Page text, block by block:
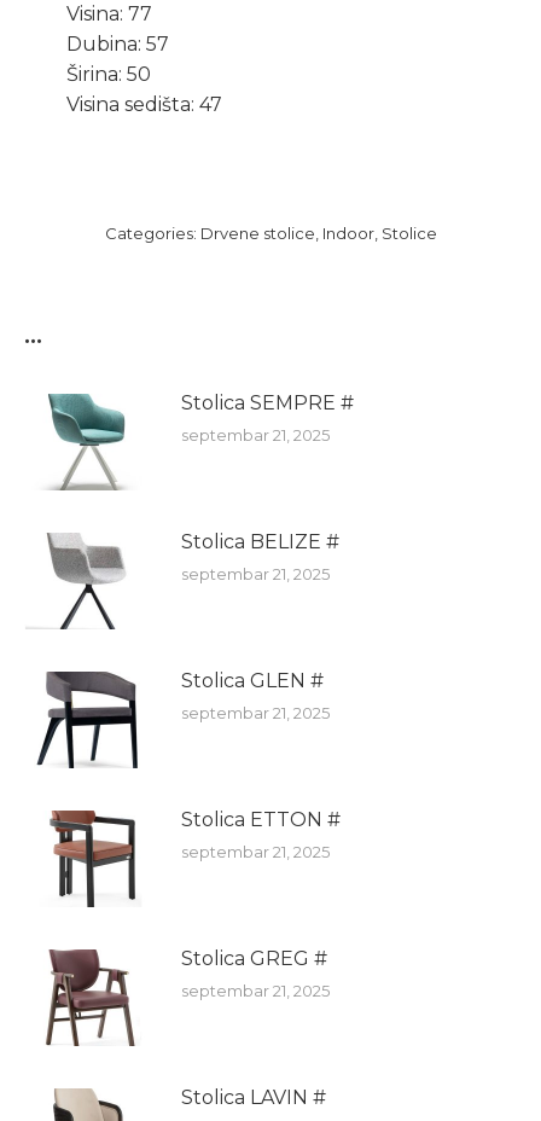
Visina: 77
Dubina: 57
Širina: 50
Visina sedišta: 47
Categories: Drvene stolice Indoor, Stolice
...
Stolica SEMPRE #
septembar 21, 2025
Stolica BELIZE #
septembar 21, 2025
Stolica GLEN #
septembar 21, 2025
Stolica ETTON #
septembar 21, 2025
Stolica GREG #
septembar 21, 2025
Stolica LAVIN #